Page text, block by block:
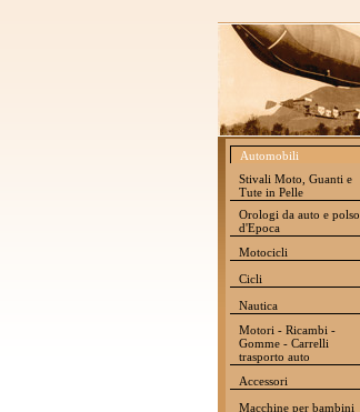
Automobili
Stivali Moto, Guanti e
Tute in Pelle
Orologi da auto e polso
d'Epoca
Motocicli
Cicli
Nautica
Motori - Ricambi -
Gomme - Carrelli
trasporto auto
Accessori
Macchine per bambini